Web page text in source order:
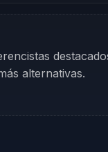
alternativas.